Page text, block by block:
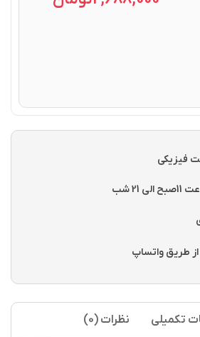
فیزیکی
شب
طریق واتساپ
تکمیلی نظرات (0)